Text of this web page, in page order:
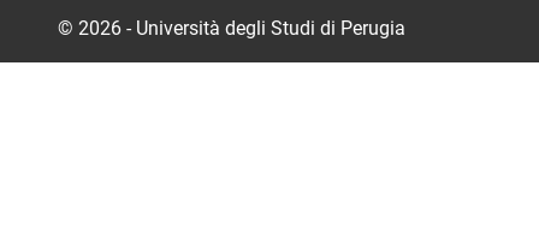
© 2026 - Università degli Studi di Perugia